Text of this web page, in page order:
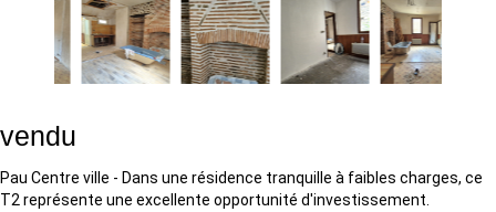
vendu
Pau Centre ville - Dans une résidence tranquille à faibles charges, ce
T2 représente une excellente opportunité d'investissement.